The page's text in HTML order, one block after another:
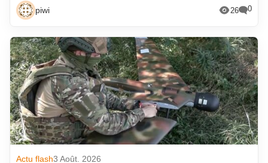
piwi 26 0
Actu flash3 Août. 2026